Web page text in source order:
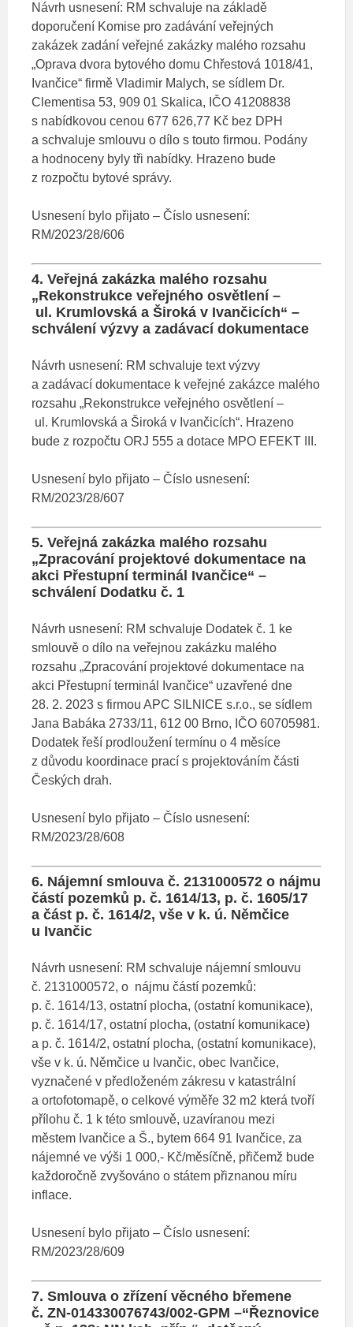
Návrh usnesení: RM schvaluje na základě
doporučení Komise pro zadávání veřejných
zakázek zadání veřejné zakázky malého rozsahu
„Oprava dvora bytového domu Chřestová 1018/41,
Ivančice“ firmě Vladimir Malych, se sídlem Dr.
Clementisa 53, 909 01 Skalica, IČO 41208838
s nabídkovou cenou 677 626,77 Kč bez DPH
a schvaluje smlouvu o dílo s touto firmou. Podány
a hodnoceny byly tři nabídky. Hrazeno bude
z rozpočtu bytové správy.
Usnesení bylo přijato – Číslo usnesení:
RM/2023/28/606
4. Veřejná zakázka malého rozsahu
„Rekonstrukce veřejného osvětlení –
ul. Krumlovská a Široká v Ivančicích“ –
schválení výzvy a zadávací dokumentace
Návrh usnesení: RM schvaluje text výzvy
a zadávací dokumentace k veřejné zakázce malého
rozsahu „Rekonstrukce veřejného osvětlení –
ul. Krumlovská a Široká v Ivančicích“. Hrazeno
bude z rozpočtu ORJ 555 a dotace MPO EFEKT III.
Usnesení bylo přijato – Číslo usnesení:
RM/2023/28/607
5. Veřejná zakázka malého rozsahu
„Zpracování projektové dokumentace na
akci Přestupní terminál Ivančice“ –
schválení Dodatku č. 1
Návrh usnesení: RM schvaluje Dodatek č. 1 ke
smlouvě o dílo na veřejnou zakázku malého
rozsahu „Zpracování projektové dokumentace na
akci Přestupní terminál Ivančice“ uzavřené dne
28. 2. 2023 s firmou APC SILNICE s.r.o., se sídlem
Jana Babáka 2733/11, 612 00 Brno, IČO 60705981.
Dodatek řeší prodloužení termínu o 4 měsíce
z důvodu koordinace prací s projektováním části
Českých drah.
Usnesení bylo přijato – Číslo usnesení:
RM/2023/28/608
6. Nájemní smlouva č. 2131000572 o nájmu
částí pozemků p. č. 1614/13, p. č. 1605/17
a část p. č. 1614/2, vše v k. ú. Němčice
u Ivančic
Návrh usnesení: RM schvaluje nájemní smlouvu
č. 2131000572, o nájmu částí pozemků:
p. č. 1614/13, ostatní plocha, (ostatní komunikace),
p. č. 1614/17, ostatní plocha, (ostatní komunikace)
a p. č. 1614/2, ostatní plocha, (ostatní komunikace),
vše v k. ú. Němčice u Ivančic, obec Ivančice,
vyznačené v předloženém zákresu v katastrální
a ortofotomapě, o celkové výměře 32 m2 která tvoří
přílohu č. 1 k této smlouvě, uzavíranou mezi
městem Ivančice a Š., bytem 664 91 Ivančice, za
nájemné ve výši 1 000,- Kč/měsíčně, přičemž bude
každoročně zvyšováno o státem přiznanou míru
inflace.
Usnesení bylo přijato – Číslo usnesení:
RM/2023/28/609
7. Smlouva o zřízení věcného břemene
č. ZN-014330076743/002-GPM –“Řeznovice